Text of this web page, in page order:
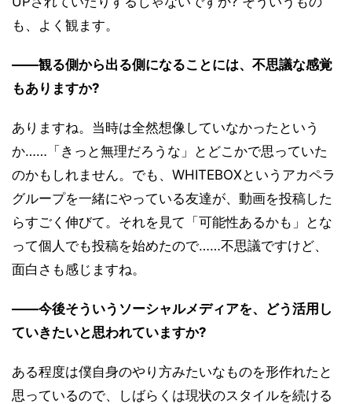
も、よく観ます。
――観る側から出る側になることには、不思議な感覚
もありますか?
ありますね。当時は全然想像していなかったという
か……「きっと無理だろうな」とどこかで思っていた
のかもしれません。でも、WHITEBOXというアカペラ
グループを一緒にやっている友達が、動画を投稿した
らすごく伸びて。それを見て「可能性あるかも」とな
って個人でも投稿を始めたので……不思議ですけど、
面白さも感じますね。
――今後そういうソーシャルメディアを、どう活用し
ていきたいと思われていますか?
ある程度は僕自身のやり方みたいなものを形作れたと
思っているので、しばらくは現状のスタイルを続ける